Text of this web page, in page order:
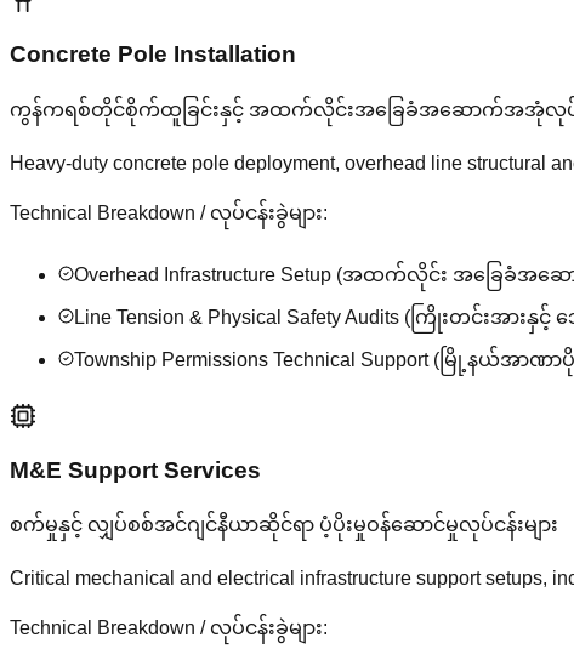
Concrete Pole Installation
ကွန်ကရစ်တိုင်စိုက်ထူခြင်းနှင့် အထက်လိုင်းအခြေခံအဆောက်အအုံလုပ်
Heavy-duty concrete pole deployment, overhead line structural
Technical Breakdown / လုပ်ငန်းခွဲများ:
Overhead Infrastructure Setup (အထက်လိုင်း အခြေခံ
Line Tension & Physical Safety Audits (ကြိုးတင်းအားနှ
Township Permissions Technical Support (မြို့နယ်အာ
M&E Support Services
စက်မှုနှင့် လျှပ်စစ်အင်ဂျင်နီယာဆိုင်ရာ ပံ့ပိုးမှုဝန်ဆောင်မှုလုပ်ငန်းများ
Critical mechanical and electrical infrastructure support setups,
Technical Breakdown / လုပ်ငန်းခွဲများ: